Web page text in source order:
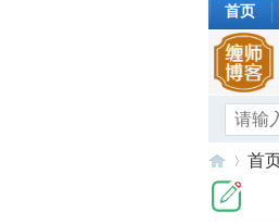
首页
首